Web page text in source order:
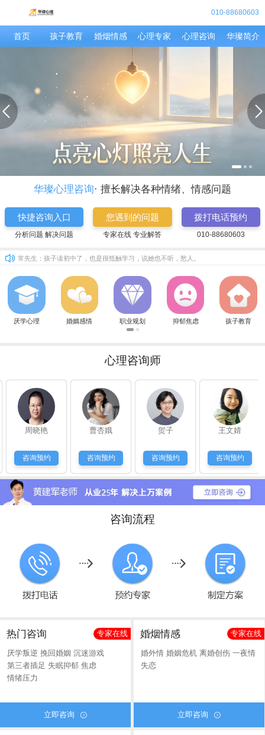
010-88680603
首页 孩子教育 婚烟情感 心理专家 心理咨询 华璨简介
华璨心理咨询· 擅长解决各种情绪、情感问题
快捷咨询入口
分析问题 解决问题
您遇到的问题
专家在线 专业解答
拨打电话预约
010-88680603
常先生： 孩子读初中了，也是很抵触学习，说她也不听，愁人。
贾太太： 我和老公现在是七年之痒，简直是没话说，我也很郁闷，感觉越
华璨心：
关于孩子考前焦虑有很多诱因，首先还是要释放孩子的心理负担
丁女士：
女儿今年11岁了，变得比较叛逆，也是不好好学习，老师这孩
要多关注孩子内心想法，多和孩子沟通，不要产生隔阂，或者可
我和他现在是分手一年了，但是忘不了他，又不知道怎么做能和
华璨心：妈妈都不容易，你这种想改变的想法是很好的。可以拨打199
韩女士：
孩子现在初二，成绩一直处于中等，最忌开始喜欢玩游戏，怎么
可爱的：我们家的是不太听话，很皮，爱顶嘴，
华尔兹：分析的真好，确实这样
孩子读初中了，也是很抵触学习，说她也不听，愁人。
厌学心理 婚姻感情 职业规划 抑郁焦虑 孩子教育
心理咨询师
周晓艳
咨询预约
曹杏娥
咨询预约
贺子
咨询预约
王文婧
咨询预约
咨询流程
热门咨询 专家在线
厌学叛逆 挽回婚姻 沉迷游戏
第三者插足 失眠抑郁 焦虑
情绪压力
立即咨询 
婚烟情感 专家在线
婚外情 婚姻危机 离婚创伤 一夜情
失恋
立即咨询 